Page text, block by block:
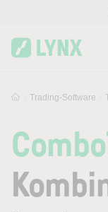
Trading-Software